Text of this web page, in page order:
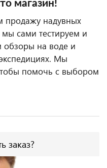
магазин!
продажу надувных
сами тестируем и
обзоры на воде и
Мы
помочь с выбором
заказ?